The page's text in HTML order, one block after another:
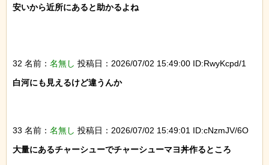
安いから近所にあると助かるよね
32 名前： 名無し 投稿日：2026/07/02 15:49:00 ID:RwyKcpd/1
白河にも見えるけど違うんか
33 名前： 名無し 投稿日：2026/07/02 15:49:01 ID:cNzmJV/6O
大量にあるチャーシューでチャーシューマヨ丼作るところ